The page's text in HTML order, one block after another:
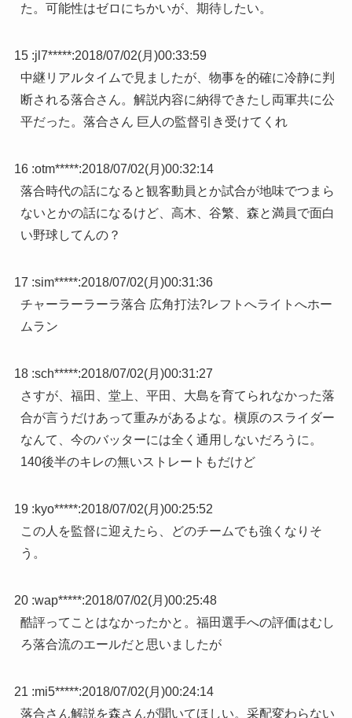
た。可能性はゼロにちかいが、期待したい。
15 :jl7*****:2018/07/02(月)00:33:59
中継リアルタイムで見ましたが、物事を的確に冷静に判
断される落合さん。解説内容に納得できたし両軍共に公
平だった。落合さん 巨人の監督引き受けてくれ
16 :otm*****:2018/07/02(月)00:32:14
落合時代の話になると観客動員とか試合が地味でつまら
ないとかの話になるけど、高木、谷繁、森と満員で面白
い野球してんの？
17 :sim*****:2018/07/02(月)00:31:36
チャーラーラーラ落合 広角打法?レフトへライトへホー
ムラン
18 :sch*****:2018/07/02(月)00:31:27
さすが、福田、堂上、平田、大島を育てられなかった落
合が言うだけあって重みがあるよな。槇原のスライダー
なんて、今のバッターには全く通用しないだろうに。
140後半のキレの無いストレートもだけど
19 :kyo*****:2018/07/02(月)00:25:52
この人を監督に迎えたら、どのチームでも強くなりそ
う。
20 :wap*****:2018/07/02(月)00:25:48
酷評ってことはなかったかと。福田選手への評価はむし
ろ落合流のエールだと思いましたが
21 :mi5*****:2018/07/02(月)00:24:14
落合さん解説を森さんが聞いてほしい。采配変わらない